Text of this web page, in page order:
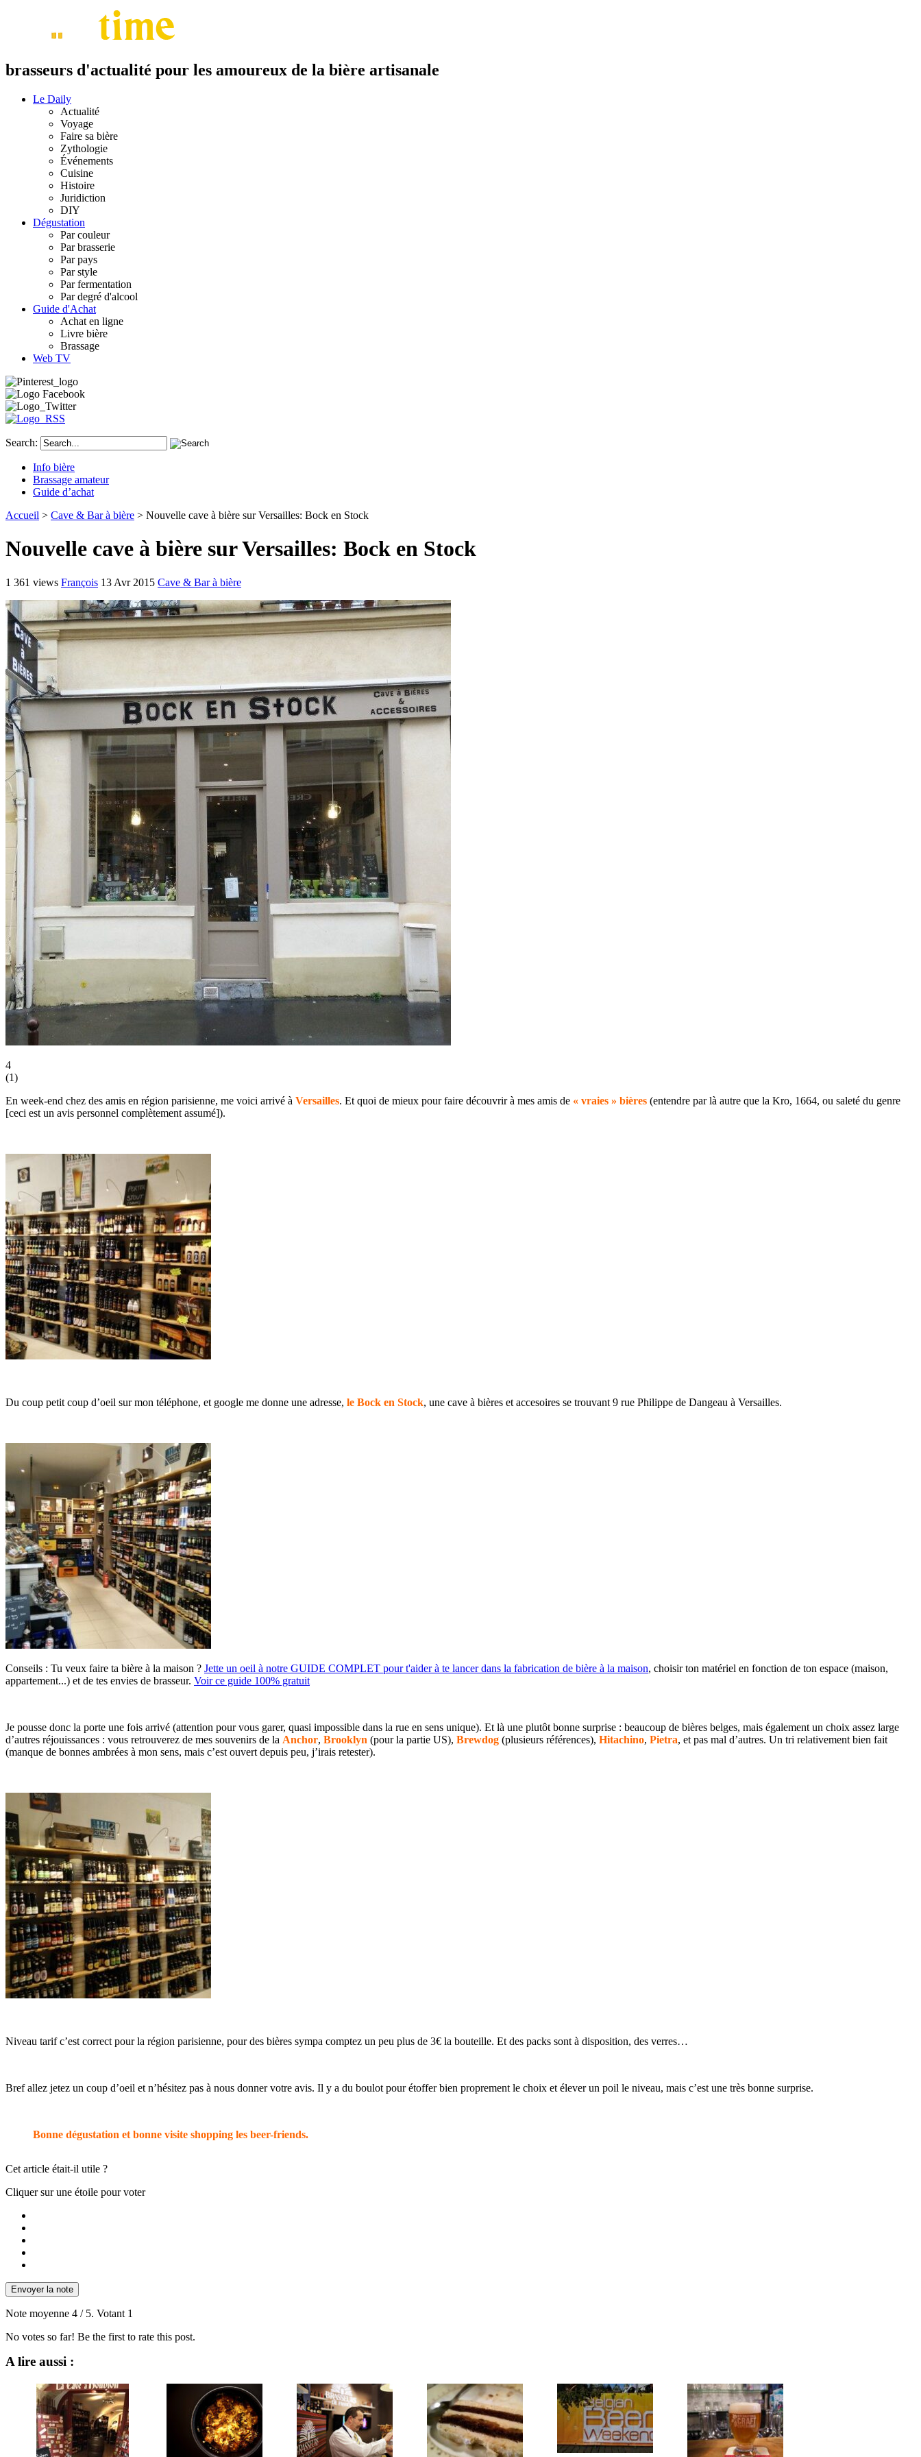
brasseurs d'actualité pour les amoureux de la bière artisanale
Le Daily
Actualité
Voyage
Faire sa bière
Zythologie
Événements
Cuisine
Histoire
Juridiction
DIY
Dégustation
Par couleur
Par brasserie
Par pays
Par style
Par fermentation
Par degré d'alcool
Guide d'Achat
Achat en ligne
Livre bière
Brassage
Web TV
Search:
Info bière
Brassage amateur
Guide d’achat
Accueil > Cave & Bar à bière > Nouvelle cave à bière sur Versailles: Bock en Stock
Nouvelle cave à bière sur Versailles: Bock en Stock
1 361 views François 13 Avr 2015 Cave & Bar à bière
4
(1)
En week-end chez des amis en région parisienne, me voici arrivé à Versailles. Et quoi de mieux pour faire découvrir à mes amis de « vraies » bières (entendre par là autre que la Kro, 1664, ou saleté du genre
[ceci est un avis personnel complètement assumé]).
Du coup petit coup d’oeil sur mon téléphone, et google me donne une adresse, le Bock en Stock, une cave à bières et accesoires se trouvant 9 rue Philippe de Dangeau à Versailles.
Conseils : Tu veux faire ta bière à la maison ? Jette un oeil à notre GUIDE COMPLET pour t'aider à te lancer dans la fabrication de bière à la maison, choisir ton matériel en fonction de ton espace (maison,
appartement...) et de tes envies de brasseur. Voir ce guide 100% gratuit
Je pousse donc la porte une fois arrivé (attention pour vous garer, quasi impossible dans la rue en sens unique). Et là une plutôt bonne surprise : beaucoup de bières belges, mais également un choix assez large
d’autres réjouissances : vous retrouverez de mes souvenirs de la Anchor, Brooklyn (pour la partie US), Brewdog (plusieurs références), Hitachino, Pietra, et pas mal d’autres. Un tri relativement bien fait
(manque de bonnes ambrées à mon sens, mais c’est ouvert depuis peu, j’irais retester).
Niveau tarif c’est correct pour la région parisienne, pour des bières sympa comptez un peu plus de 3€ la bouteille. Et des packs sont à disposition, des verres…
Bref allez jetez un coup d’oeil et n’hésitez pas à nous donner votre avis. Il y a du boulot pour étoffer bien proprement le choix et élever un poil le niveau, mais c’est une très bonne surprise.
Bonne dégustation et bonne visite shopping les beer-friends.
Cet article était-il utile ?
Cliquer sur une étoile pour voter
Envoyer la note
Note moyenne 4 / 5. Votant 1
No votes so far! Be the first to rate this post.
A lire aussi :